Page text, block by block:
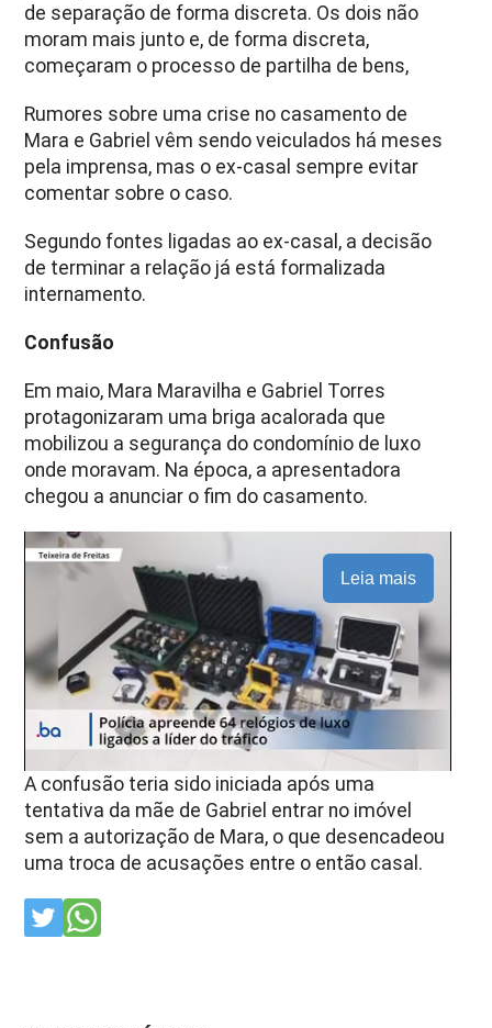
de separação de forma discreta. Os dois não
moram mais junto e, de forma discreta,
começaram o processo de partilha de bens,
Rumores sobre uma crise no casamento de
Mara e Gabriel vêm sendo veiculados há meses
pela imprensa, mas o ex-casal sempre evitar
comentar sobre o caso.
Segundo fontes ligadas ao ex-casal, a decisão
de terminar a relação já está formalizada
internamento.
Confusão
Em maio, Mara Maravilha e Gabriel Torres
protagonizaram uma briga acalorada que
mobilizou a segurança do condomínio de luxo
onde moravam. Na época, a apresentadora
chegou a anunciar o fim do casamento.
Leia mais
A confusão teria sido iniciada após uma
tentativa da mãe de Gabriel entrar no imóvel
sem a autorização de Mara, o que desencadeou
uma troca de acusações entre o então casal.